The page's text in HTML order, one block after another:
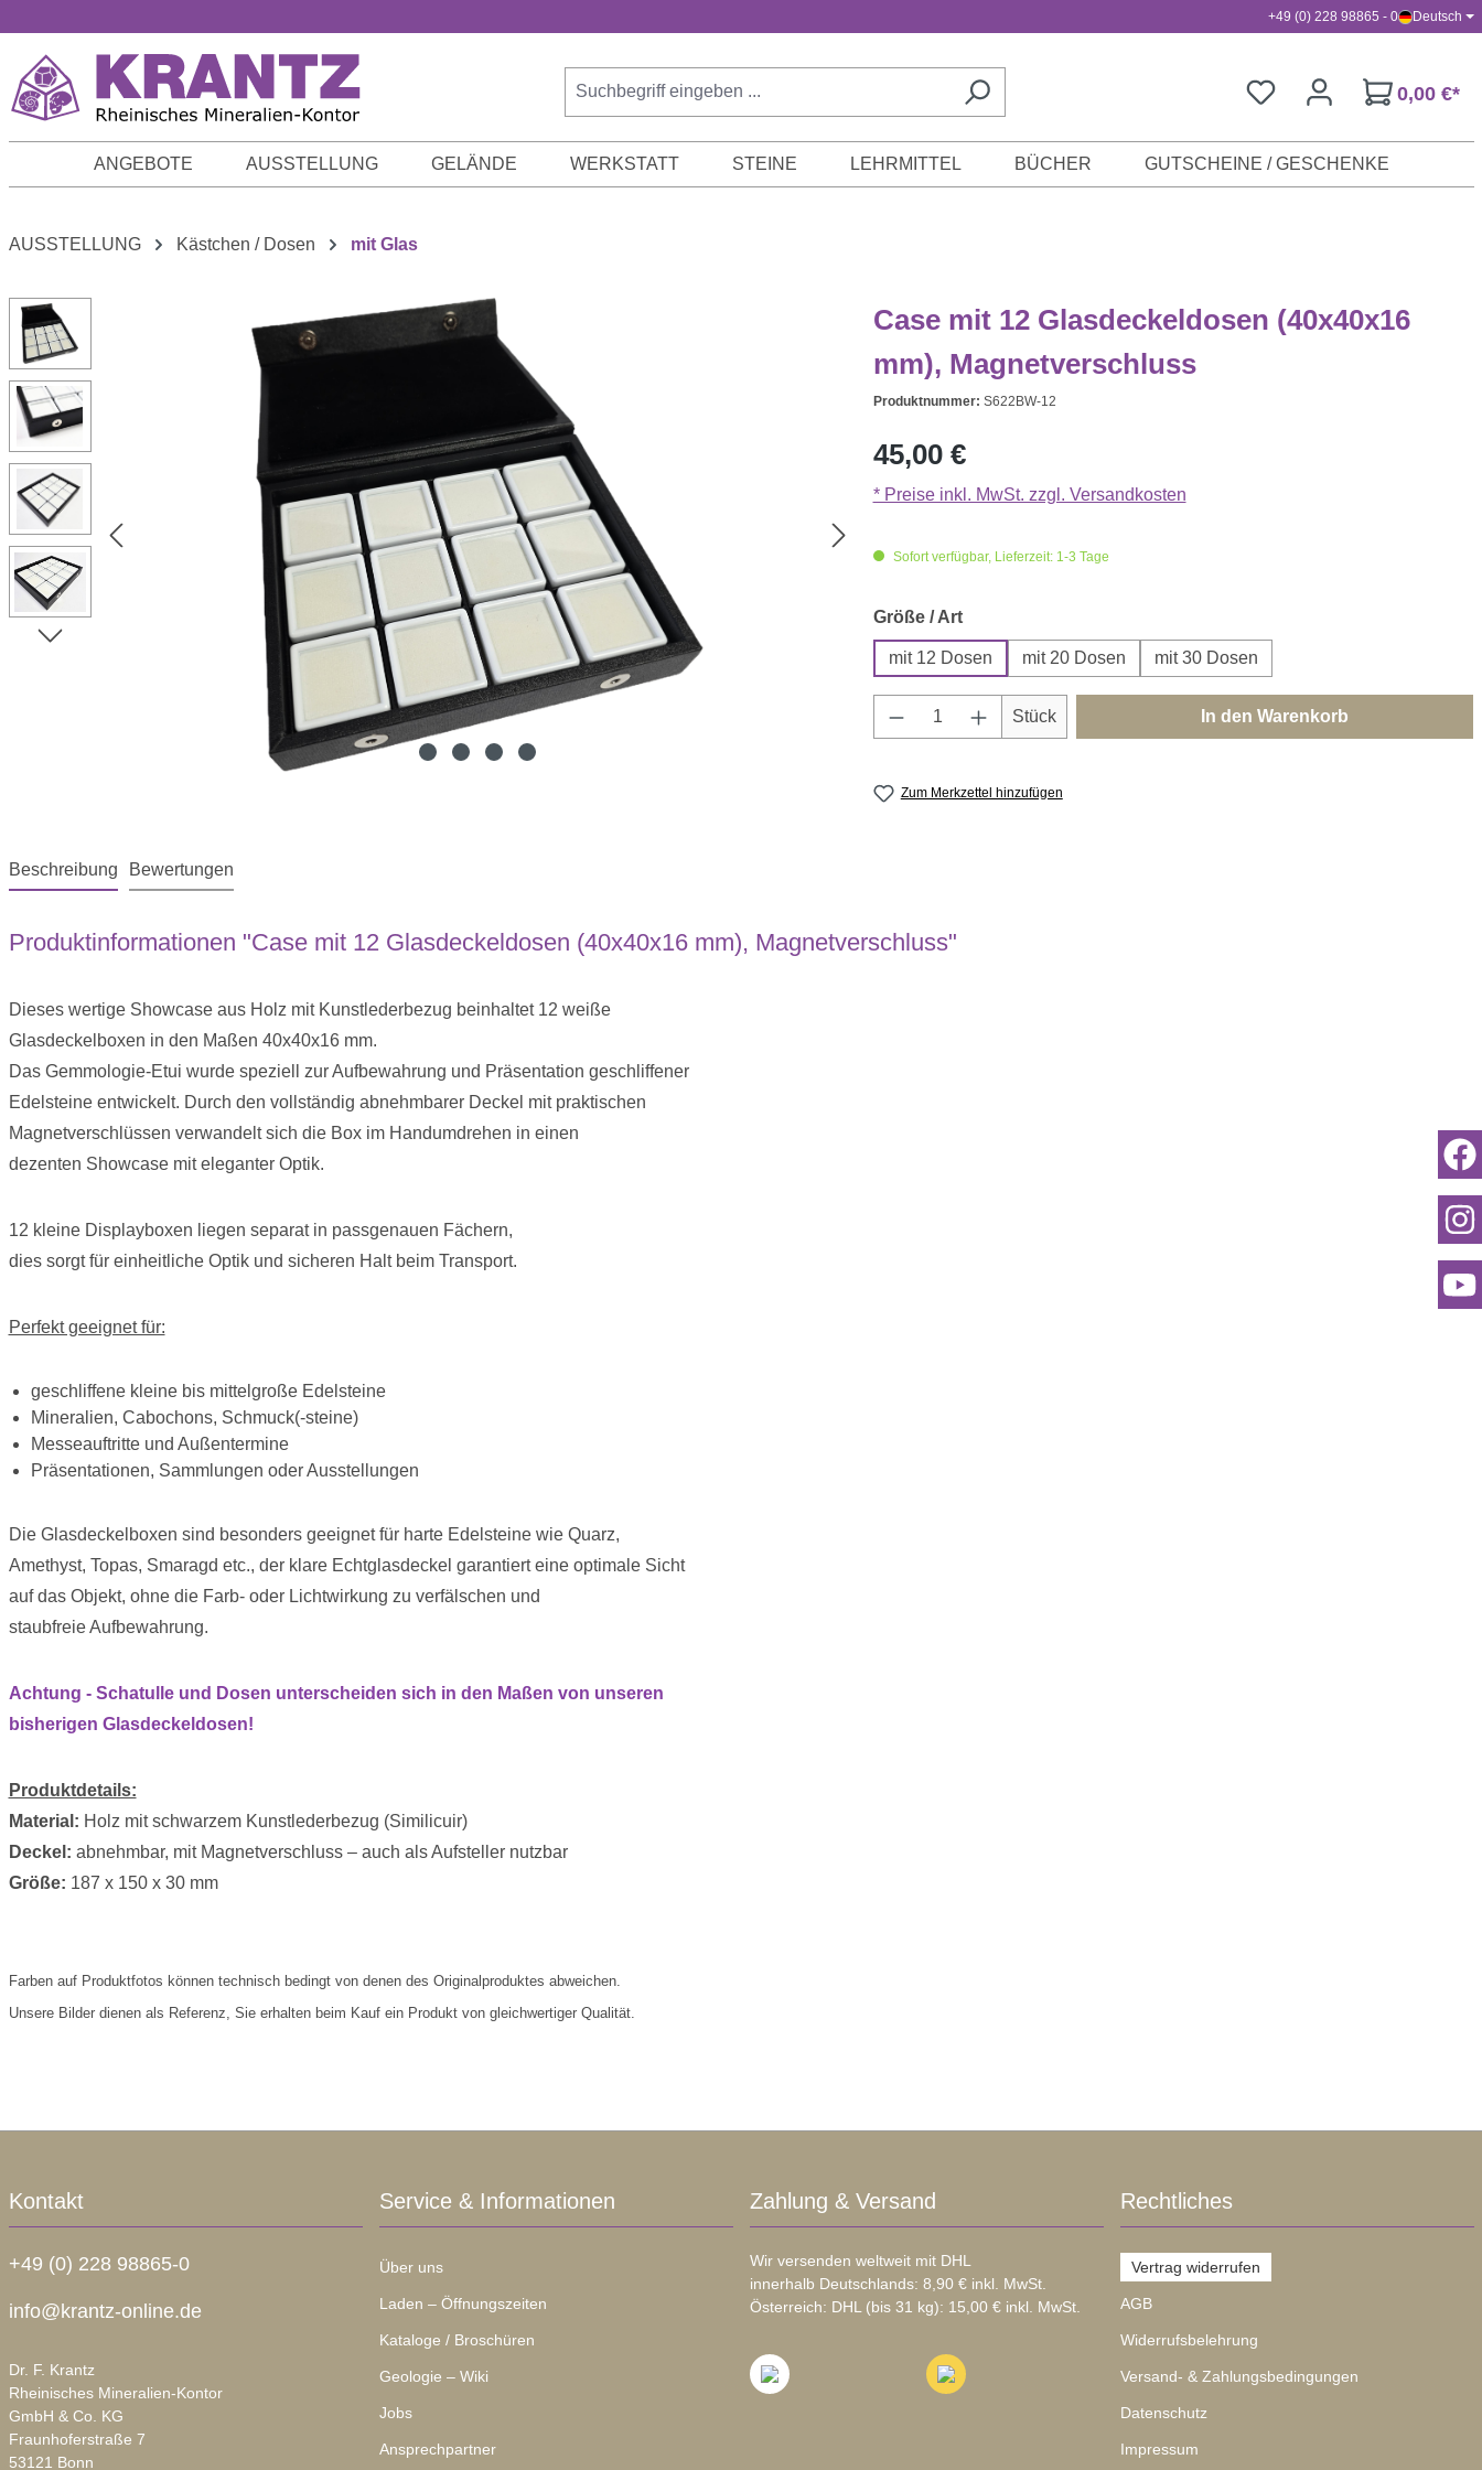
+49 (0) 228 98865 - 0 Deutsch
0,00 €*
ANGEBOTE AUSSTELLUNG GELÄNDE WERKSTATT STEINE LEHRMITTEL BÜCHER GUTSCHEINE / GESCHENKE
AUSSTELLUNG Kästchen / Dosen mit Glas
Case mit 12 Glasdeckeldosen (40x40x16
mm), Magnetverschluss
Produktnummer: S622BW-12
Regulärer Preis:
45,00 €
* Preise inkl. MwSt. zzgl. Versandkosten
Sofort verfügbar, Lieferzeit: 1-3 Tage
Größe / Artauswählen
mit 12 Dosen mit 20 Dosen mit 30 Dosen
Produkt Anzahl: Gib den gewünschten Wert ein
Stück In den Warenkorb
Zum Merkzettel hinzufügen
Beschreibung Bewertungen
Produktinformationen "Case mit 12 Glasdeckeldosen (40x40x16 mm), Magnetverschluss"
Dieses wertige Showcase aus Holz mit Kunstlederbezug beinhaltet 12 weiße
Glasdeckelboxen in den Maßen 40x40x16 mm.
Das Gemmologie-Etui wurde speziell zur Aufbewahrung und Präsentation geschliffener
Edelsteine entwickelt. Durch den vollständig abnehmbarer Deckel mit praktischen
Magnetverschlüssen verwandelt sich die Box im Handumdrehen in einen
dezenten Showcase mit eleganter Optik.
12 kleine Displayboxen liegen separat in passgenauen Fächern,
dies sorgt für einheitliche Optik und sicheren Halt beim Transport.
Perfekt geeignet für:
geschliffene kleine bis mittelgroße Edelsteine
Mineralien, Cabochons, Schmuck(-steine)
Messeauftritte und Außentermine
Präsentationen, Sammlungen oder Ausstellungen
Die Glasdeckelboxen sind besonders geeignet für harte Edelsteine wie Quarz,
Amethyst, Topas, Smaragd etc., der klare Echtglasdeckel garantiert eine optimale Sicht
auf das Objekt, ohne die Farb- oder Lichtwirkung zu verfälschen und
staubfreie Aufbewahrung.
Achtung - Schatulle und Dosen unterscheiden sich in den Maßen von unseren
bisherigen Glasdeckeldosen!
Produktdetails:
Material: Holz mit schwarzem Kunstlederbezug (Similicuir)
Deckel: abnehmbar, mit Magnetverschluss – auch als Aufsteller nutzbar
Größe: 187 x 150 x 30 mm
Farben auf Produktfotos können technisch bedingt von denen des Originalproduktes abweichen.
Unsere Bilder dienen als Referenz, Sie erhalten beim Kauf ein Produkt von gleichwertiger Qualität.
Kontakt
+49 (0) 228 98865-0
info@krantz-online.de
Dr. F. Krantz
Rheinisches Mineralien-Kontor
GmbH & Co. KG
Fraunhoferstraße 7
53121 Bonn
Service & Informationen
Über uns
Laden – Öffnungszeiten
Kataloge / Broschüren
Geologie – Wiki
Jobs
Ansprechpartner
Zahlung & Versand
Wir versenden weltweit mit DHL
innerhalb Deutschlands: 8,90 € inkl. MwSt.
Österreich: DHL (bis 31 kg): 15,00 € inkl. MwSt.
Rechtliches
Vertrag widerrufen
AGB
Widerrufsbelehrung
Versand- & Zahlungsbedingungen
Datenschutz
Impressum